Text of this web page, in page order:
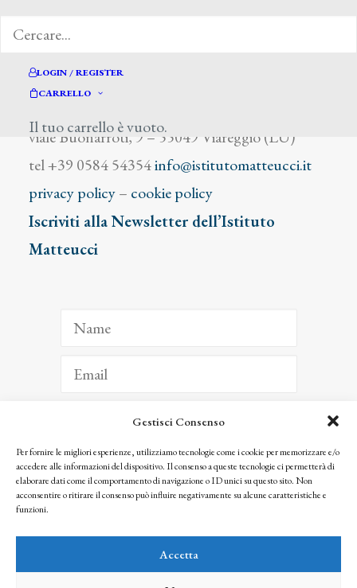
Gestisci Consenso
Per fornire le migliori esperienze, utilizziamo tecnologie come i cookie per memorizzare e/o
accedere alle informazioni del dispositivo. Il consenso a queste tecnologie ci permetterà di
elaborare dati come il comportamento di navigazione o ID unici su questo sito. Non
acconsentire o ritirare il consenso può influire negativamente su alcune caratteristiche e
funzioni.
Accetta
LOGIN / REGISTER
CARRELLO
Il tuo carrello è vuoto.
viale Buonarroti, 9 – 55049 Viareggio (LU)
tel +39 0584 54354info@istitutomatteucci.it
privacy policy– cookie policy
Iscriviti alla Newsletter dell’Istituto
Matteucci
ISCRIVITI
Facendo clic per iscriverti, riconosci che le tue informazioni saranno trattate
seguendo la nostra Privacy Policy
© 2025 Istituto Matteucci. All right reserved
l’autorizzazione scritta dei proprietari dei diritti e dell’Istituto Matteucci